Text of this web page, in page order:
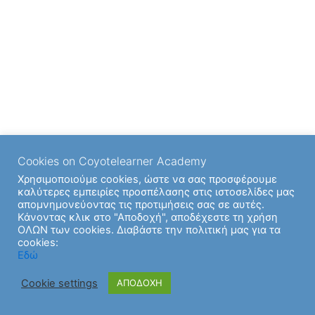
Cookies on Coyotelearner Academy
Χρησιμοποιούμε cookies, ώστε να σας προσφέρουμε
καλύτερες εμπειρίες προσπέλασης στις ιστοσελίδες μας
απομνημονεύοντας τις προτιμήσεις σας σε αυτές.
Κάνοντας κλικ στο "Αποδοχή", αποδέχεστε τη χρήση
ΟΛΩΝ των cookies. Διαβάστε την πολιτική μας για τα
cookies:
Εδώ
Cookie settings ΑΠΟΔΟΧΗ